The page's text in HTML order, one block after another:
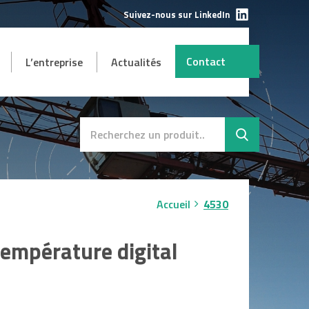
et
AUTRES
Destockage
L’entreprise Actualités Contact
Suivez-nous sur LinkedIn
Accueil 4530
digital